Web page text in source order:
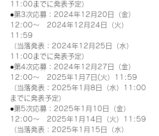
11:00までに発表予定）
●第3次応募：2024年12月20日（金）
12:00～　2024年12月24日（火）
11:59
（当落発表：2024年12月25日（水）
11:00までに発表予定）
●第4次応募：2024年12月27日（金）
12:00～　2025年1月7日(火）11:59
（当落発表：2025年1月8日（水）11:00
までに発表予定）
●第5次応募：2025年1月10日（金）
12:00～　2025年1月14日（火）11:59
（当落発表：2025年1月15日（水）